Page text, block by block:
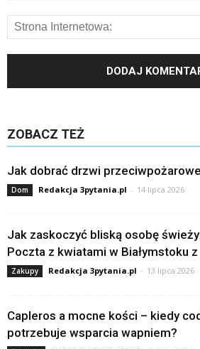
ZOBACZ TEŻ
Jak dobrać drzwi
Dom Redakcja 3pytania.pl - 14 lipca 2026
Jak zaskoczyć bliską osobę
Poczta z kwiatami w Białymstoku
Zakupy Redakcja 3pytania.pl - 13 lipca 2026
Capleros a mocne kości – kiedy
potrzebuje wsparcia wapniem?